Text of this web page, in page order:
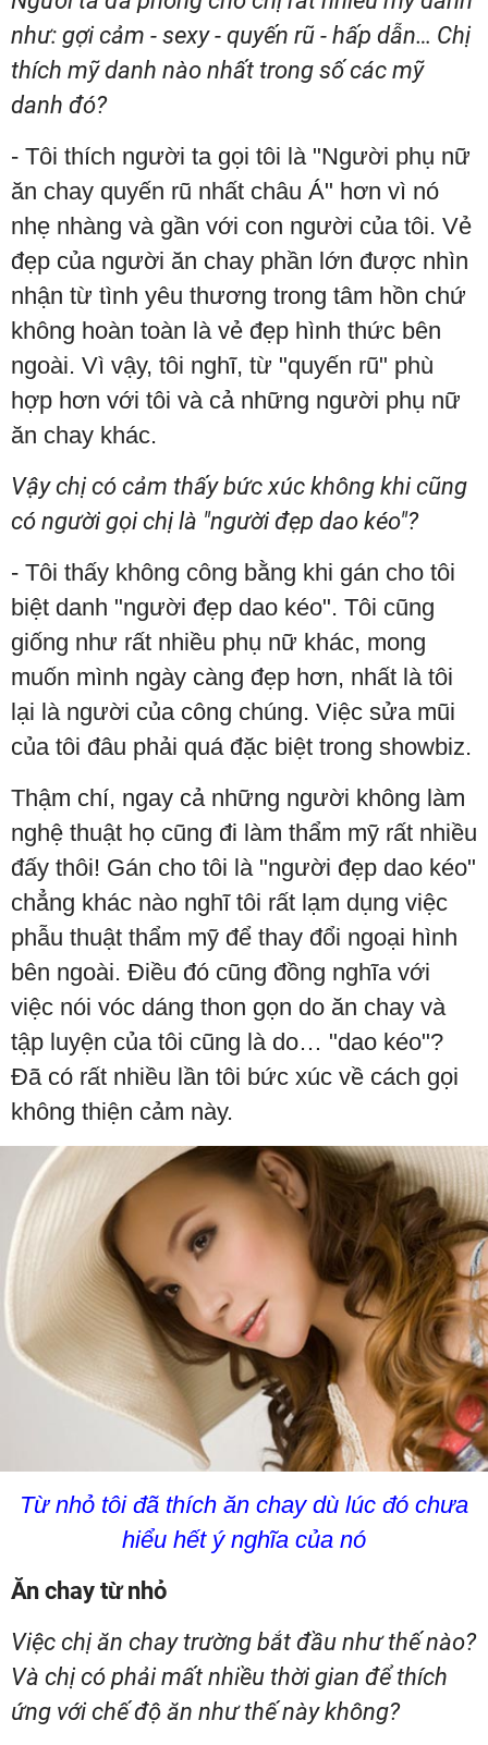
như: gợi cảm - sexy - quyến rũ - hấp dẫn… Chị
thích mỹ danh nào nhất trong số các mỹ
danh đó?
- Tôi thích người ta gọi tôi là "Người phụ nữ
ăn chay quyến rũ nhất châu Á" hơn vì nó
nhẹ nhàng và gần với con người của tôi. Vẻ
đẹp của người ăn chay phần lớn được nhìn
nhận từ tình yêu thương trong tâm hồn chứ
không hoàn toàn là vẻ đẹp hình thức bên
ngoài. Vì vậy, tôi nghĩ, từ "quyến rũ" phù
hợp hơn với tôi và cả những người phụ nữ
ăn chay khác.
Vậy chị có cảm thấy bức xúc không khi cũng
có người gọi chị là "người đẹp dao kéo"?
- Tôi thấy không công bằng khi gán cho tôi
biệt danh "người đẹp dao kéo". Tôi cũng
giống như rất nhiều phụ nữ khác, mong
muốn mình ngày càng đẹp hơn, nhất là tôi
lại là người của công chúng. Việc sửa mũi
của tôi đâu phải quá đặc biệt trong showbiz.
Thậm chí, ngay cả những người không làm
nghệ thuật họ cũng đi làm thẩm mỹ rất nhiều
đấy thôi! Gán cho tôi là "người đẹp dao kéo"
chẳng khác nào nghĩ tôi rất lạm dụng việc
phẫu thuật thẩm mỹ để thay đổi ngoại hình
bên ngoài. Điều đó cũng đồng nghĩa với
việc nói vóc dáng thon gọn do ăn chay và
tập luyện của tôi cũng là do… "dao kéo"?
Đã có rất nhiều lần tôi bức xúc về cách gọi
không thiện cảm này.
Từ nhỏ tôi đã thích ăn chay dù lúc đó chưa
hiểu hết ý nghĩa của nó
Ăn chay từ nhỏ
Việc chị ăn chay trường bắt đầu như thế nào?
Và chị có phải mất nhiều thời gian để thích
ứng với chế độ ăn như thế này không?